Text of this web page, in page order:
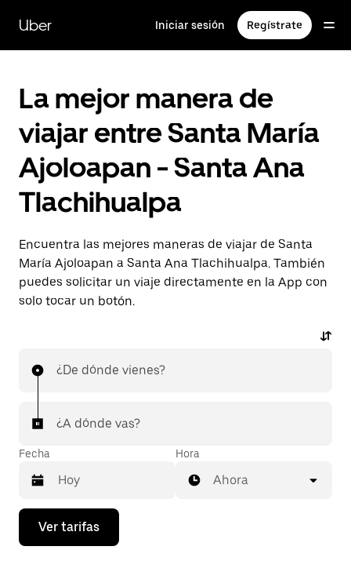
contenido
principal
Uber Iniciar sesión Regístrate
La mejor manera de
viajar entre Santa María
Ajoloapan - Santa Ana
Tlachihualpa
Encuentra las mejores maneras de viajar de Santa
María Ajoloapan a Santa Ana Tlachihualpa. También
puedes solicitar un viaje directamente en la App con
solo tocar un botón.
¿De dónde vienes?
¿A dónde vas?
Fecha
Presiona
flecha
Hora
Ahora
Ver tarifas